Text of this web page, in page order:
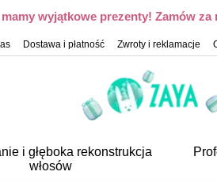
wyjątkowe prezenty! Zamów za
Dostawa i płatność Zwroty i reklamacje
i głęboka rekonstrukcja
włosów